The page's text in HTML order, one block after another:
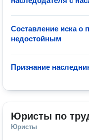
Составление иска о
недостойным
Признание
Юристы по
Юристы